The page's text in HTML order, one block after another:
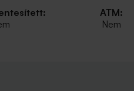
ATM:
Nem